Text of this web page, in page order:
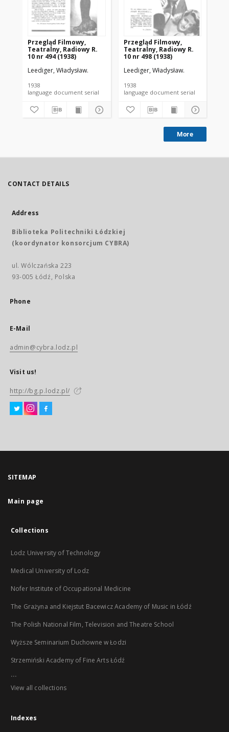
Przegląd Filmowy,
Teatralny, Radiowy R.
10 nr 494 (1938)
Leediger, Władysław.
1938
language document serial
Przegląd Filmowy,
Teatralny, Radiowy R.
10 nr 498 (1938)
Leediger, Władysław.
1938
language document serial
More
CONTACT DETAILS
Address
Biblioteka Politechniki Łódzkiej
(koordynator konsorcjum CYBRA)
ul. Wólczańska 223
93-005 Łódź, Polska
Phone
E-Mail
admin@cybra.lodz.pl
Visit us!
http://bg.p.lodz.pl/
SITEMAP
Main page
Collections
Lodz University of Technology
Medical University of Lodz
Nofer Institute of Occupational Medicine
The Grażyna and Kiejstut Bacewicz Academy of Music in Łódź
The Polish National Film, Television and Theatre School
Wyższe Seminarium Duchowne w Łodzi
Strzemiński Academy of Fine Arts Łódź
...
View all collections
Indexes